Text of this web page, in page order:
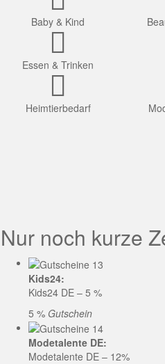
Baby & Kind
Essen & Trinken
Heimtierbedarf
Nur noch kurze
Kids24:
Kids24 DE – 5 %
5 % Gutschein
Modetalente DE:
Modetalente DE – 12%